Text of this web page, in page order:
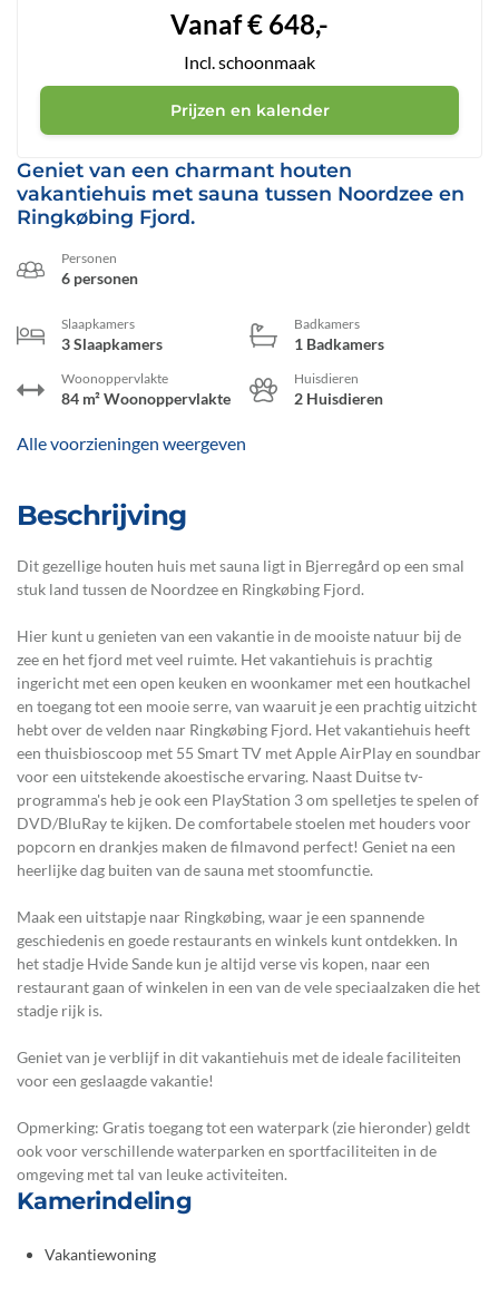
Geniet van een charmant houten
vakantiehuis met sauna tussen Noordzee en
Ringkøbing Fjord.
Personen
6 personen
Slaapkamers
3 Slaapkamers
Badkamers
1 Badkamers
Woonoppervlakte
84 m² Woonoppervlakte
Huisdieren
2 Huisdieren
Alle voorzieningen weergeven
Beschrijving
Dit gezellige houten huis met sauna ligt in Bjerregård op een smal
stuk land tussen de Noordzee en Ringkøbing Fjord.
Hier kunt u genieten van een vakantie in de mooiste natuur bij de
zee en het fjord met veel ruimte. Het vakantiehuis is prachtig
ingericht met een open keuken en woonkamer met een houtkachel
en toegang tot een mooie serre, van waaruit je een prachtig uitzicht
hebt over de velden naar Ringkøbing Fjord. Het vakantiehuis heeft
een thuisbioscoop met 55 Smart TV met Apple AirPlay en soundbar
voor een uitstekende akoestische ervaring. Naast Duitse tv-
programma's heb je ook een PlayStation 3 om spelletjes te spelen of
DVD/BluRay te kijken. De comfortabele stoelen met houders voor
popcorn en drankjes maken de filmavond perfect! Geniet na een
heerlijke dag buiten van de sauna met stoomfunctie.
Maak een uitstapje naar Ringkøbing, waar je een spannende
geschiedenis en goede restaurants en winkels kunt ontdekken. In
het stadje Hvide Sande kun je altijd verse vis kopen, naar een
restaurant gaan of winkelen in een van de vele speciaalzaken die het
stadje rijk is.
Geniet van je verblijf in dit vakantiehuis met de ideale faciliteiten
voor een geslaagde vakantie!
Opmerking: Gratis toegang tot een waterpark (zie hieronder) geldt
ook voor verschillende waterparken en sportfaciliteiten in de
omgeving met tal van leuke activiteiten.
Kamerindeling
Vakantiewoning
Vanaf€ 648,-
Incl. schoonmaak
Prijzen en kalender